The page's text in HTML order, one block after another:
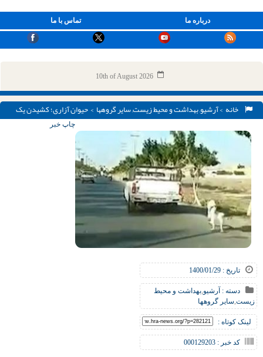
تماس با ما درباره ما
10th of August 2026
خانه >آرشیو,بهداشت و محیط زیست,سایر گروهها > حیوان آزاری؛ کشیدن یک
تاریخ : 1400/01/29
دسته : آرشیو,بهداشت و محیط
زیست,سایر گروهها
لینک کوتاه :
کد خبر : 000129203
چاپ خبر